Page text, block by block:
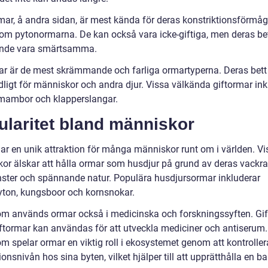
å andra sidan, är mest kända för deras
pytonormarna. De kan också vara icke-giftiga, men deras
vara smärtsamma.
är de mest skrämmande och farliga ormartyperna. Deras
för människor och andra djur. Vissa välkända giftormar
och klapperslangar.
bland människor
en unik attraktion för många människor runt om i världen.
älskar att hålla ormar som husdjur på grund av deras vackra
och spännande natur. Populära husdjursormar inkluderar
kungsboor och kornsnokar.
används ormar också i medicinska och forskningssyften.
kan användas för att utveckla mediciner och antiserum.
spelar ormar en viktig roll i ekosystemet genom att
hos sina byten, vilket hjälper till att upprätthålla en